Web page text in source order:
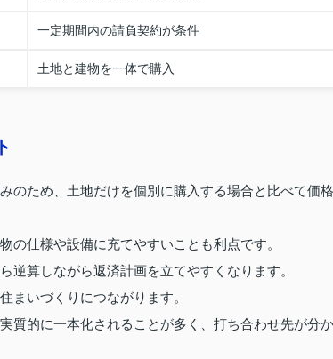
一定期間内の請負契約が条件
土地と建物を一体で購入
のため、土地だけを個別に購入する場合と比べて価格
の仕様や設備に充てやすいことも利点です。
逆算しながら返済計画を立てやすくなります。
まいづくりにつながります。
質的に一本化されることが多く、打ち合わせ先が分か